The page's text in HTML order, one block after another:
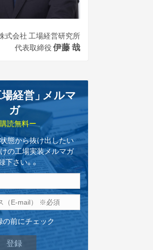
式会社 工場経営研究所
代表取締役伊藤 哉
場経営」 メルマ
ガ
読無料ー
態から抜け出したい
の工場実装メルマガ
下さい。。
の前にチェック